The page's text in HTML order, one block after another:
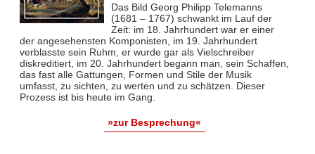
Das Bild Georg Philipp Telemanns
(1681 – 1767) schwankt im Lauf der
Zeit: im 18. Jahrhundert war er einer
der angesehensten Komponisten, im 19. Jahrhundert
verblasste sein Ruhm, er wurde gar als Vielschreiber
diskreditiert, im 20. Jahrhundert begann man, sein Schaffen,
das fast alle Gattungen, Formen und Stile der Musik
umfasst, zu sichten, zu werten und zu schätzen. Dieser
Prozess ist bis heute im Gang.
»zur Besprechung«